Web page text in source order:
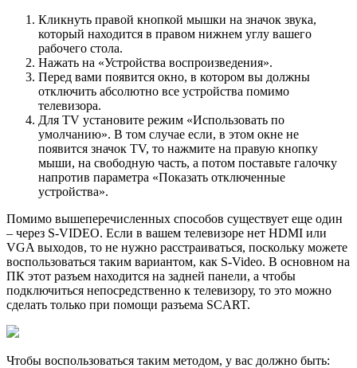
Кликнуть правой кнопкой мышки на значок звука,
который находится в правом нижнем углу вашего
рабочего стола.
Нажать на «Устройства воспроизведения».
Перед вами появится окно, в котором вы должны
отключить абсолютно все устройства помимо
телевизора.
Для TV установите режим «Использовать по
умолчанию». В том случае если, в этом окне не
появится значок TV, то нажмите на правую кнопку
мыши, на свободную часть, а потом поставьте галочку
напротив параметра «Показать отключенные
устройства».
Помимо вышеперечисленных способов существует еще один
– через S-VIDEO. Если в вашем телевизоре нет HDMI или
VGA выходов, то не нужно расстраиваться, поскольку можете
воспользоваться таким вариантом, как S-Video. В основном на
ПК этот разъем находится на задней панели, а чтобы
подключиться непосредственно к телевизору, то это можно
сделать только при помощи разъема SCART.
Чтобы воспользоваться таким методом, у вас должно быть: